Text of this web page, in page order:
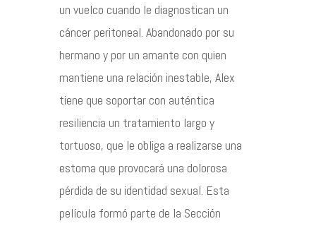
un vuelco cuando le diagnostican un
cáncer peritoneal. Abandonado por su
hermano y por un amante con quien
mantiene una relación inestable, Alex
tiene que soportar con auténtica
resiliencia un tratamiento largo y
tortuoso, que le obliga a realizarse una
estoma que provocará una dolorosa
pérdida de su identidad sexual. Esta
película formó parte de la Sección